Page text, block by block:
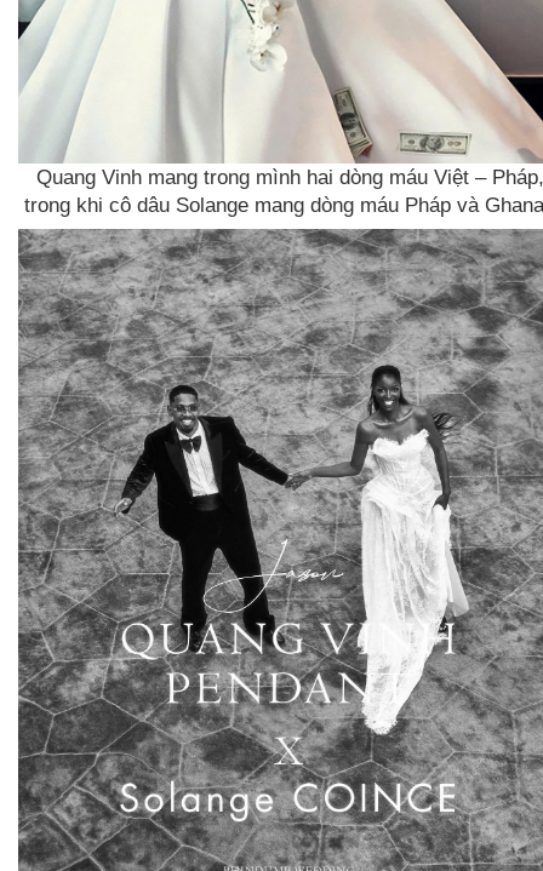
Quang Vinh mang trong mình hai dòng máu Việt – Pháp,
trong khi cô dâu Solange mang dòng máu Pháp và